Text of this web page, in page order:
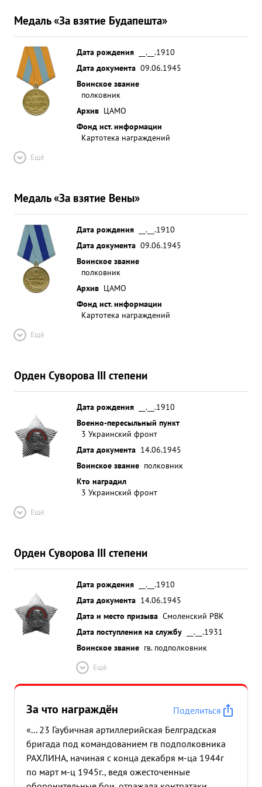
Медаль «За взятие Будапешта»
Дата рождения
__.__.1910
Дата документа 09.06.1945
Воинское звание
полковник
Архив ЦАМО
Фонд ист. информации
Картотека награждений
Ещё
Медаль «За взятие Вены»
Дата рождения
__.__.1910
Дата документа 09.06.1945
Воинское звание
полковник
Архив ЦАМО
Фонд ист. информации
Картотека награждений
Ещё
Орден Суворова III степени
Дата рождения
__.__.1910
Военно-пересыльный пункт
3 Украинский фронт
Дата документа 14.06.1945
Воинское звание полковник
Кто наградил
3 Украинский фронт
Ещё
Орден Суворова III степени
Дата рождения
__.__.1910
Дата документа 14.06.1945
Дата и место призыва Смоленский РВК
Дата поступления на службу
__.__.1931
Воинское звание гв. подполковник
Ещё
За что награждён
Поделиться
«... 23 Гаубичная артиллерийская Белградская
бригада под командованием гв подполковника
РАХЛИНА, начиная с конца декабря м-ца 1944г
по март м-ц 1945г., ведя ожесточенные